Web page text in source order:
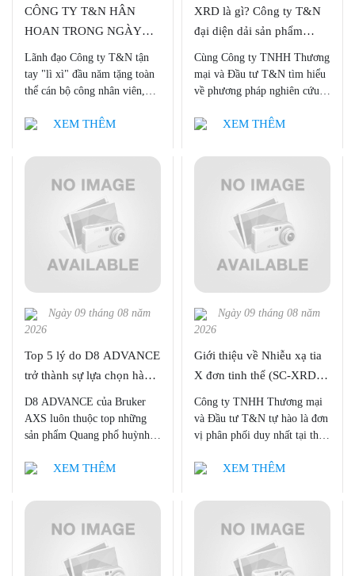
CÔNG TY T&N HÂN
HOAN TRONG NGÀY
ĐẦU TRỞ LẠI LÀM VIỆC
Lãnh đạo Công ty T&N tận
tay "lì xì" đầu năm tặng toàn
thể cán bộ công nhân viên,
Dần 2022 tấn tài, tấn lộc!
XEM THÊM
XRD là gì? Công ty T&N
đại diện dải sản phẩm
XRD của Bruker tại Việt
Nam
Cùng Công ty TNHH Thương
mại và Đầu tư T&N tìm hiểu
về phương pháp nghiên cứu
XEM THÊM
Ngày 09 tháng 08 năm
2026
Top 5 lý do D8 ADVANCE
trở thành sự lựa chọn hàng
đầu tại Việt Nam
D8 ADVANCE của Bruker
AXS luôn thuộc top những
sản phẩm Quang phổ huỳnh
chuộng nhất tại thị trường
Thương mại và Đầu tư T&N
quyền nhóm sản phẩm D8
ADVANCE tới những người
tiêu dùng thông thái tại Việt
XEM THÊM
Ngày 09 tháng 08 năm
2026
Giới thiệu về Nhiễu xạ tia
X đơn tinh thể (SC-XRD)
từ Bruker AXS
Công ty TNHH Thương mại
và Đầu tư T&N tự hào là đơn
vị phân phối duy nhất tại thị
phẩm Nhiễu xạ tia X đơn tinh
thiết bị hàng đầu thế giới
chúng ta sẽ cùng tìm hiểu về
Nhiễu xạ tia X đơn tinh thể.
XEM THÊM